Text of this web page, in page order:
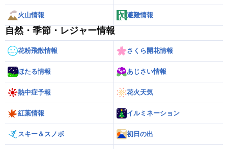
火山情報 避難情報
自然・季節・レジャー情報
花粉飛散情報 さくら開花情報
ほたる情報 あじさい情報
熱中症予報 花火天気
紅葉情報 イルミネーション
スキー＆スノボ 初日の出